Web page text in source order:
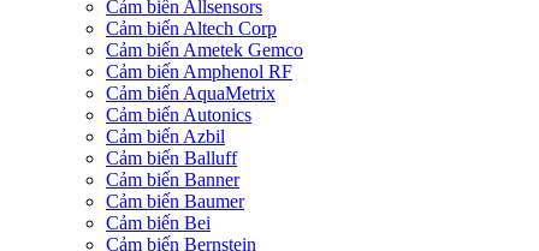
Cảm biến Allsensors
Cảm biến Altech Corp
Cảm biến Ametek Gemco
Cảm biến Amphenol RF
Cảm biến AquaMetrix
Cảm biến Autonics
Cảm biến Azbil
Cảm biến Balluff
Cảm biến Banner
Cảm biến Baumer
Cảm biến Bei
Cảm biến Bernstein